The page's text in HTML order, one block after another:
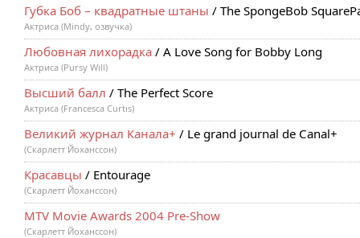
Губка Боб – квадратные штаны / The SpongeBob
Актриса (Mindy, озвучка)
Любовная лихорадка / A Love Song for Bobby Long
Актриса (Pursy Will)
Высший балл / The Perfect Score
Актриса (Francesca Curtis)
Великий журнал Канала+ / Le grand journal de Canal+
(Скарлетт Йоханссон)
Красавцы / Entourage
(Скарлетт Йоханссон)
MTV Movie Awards 2004 Pre-Show
(Скарлетт Йоханссон)